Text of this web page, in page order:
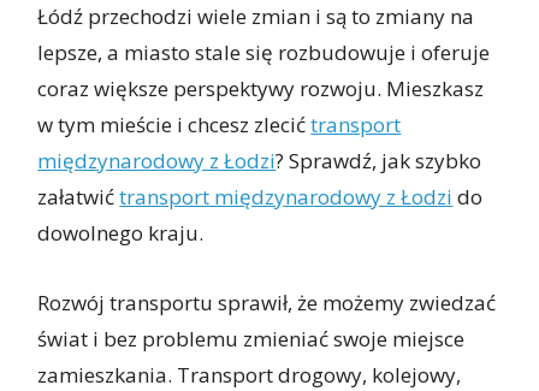
Łódź przechodzi wiele zmian i są to zmiany na
lepsze, a miasto stale się rozbudowuje i oferuje
coraz większe perspektywy rozwoju. Mieszkasz
w tym mieście i chcesz zlecićtransport
międzynarodowy z Łodzi? Sprawdź, jak szybko
załatwićtransport międzynarodowy z Łodzi do
dowolnego kraju.
Rozwój transportu sprawił, że możemy zwiedzać
świat i bez problemu zmieniać swoje miejsce
zamieszkania. Transport drogowy, kolejowy,